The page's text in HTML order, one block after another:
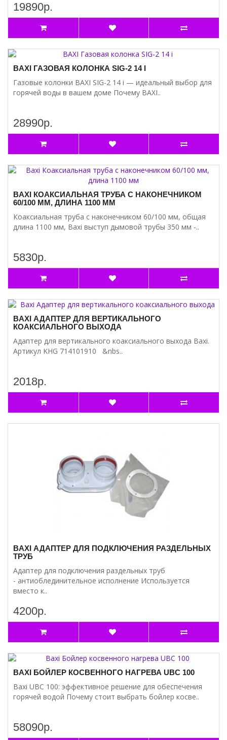
19890р.
BAXI ГАЗОВАЯ КОЛОНКА SIG-2 14 I
Газовые колонки BAXI SIG-2 14 i — идеальный выбор для
горячей воды в вашем доме Почему BAXI..
28990р.
BAXI КОАКСИАЛЬНАЯ ТРУБА С НАКОНЕЧНИКОМ
60/100 ММ, ДЛИНА 1100 ММ
Коаксиальная труба с наконечником 60/100 мм, общая
длина 1100 мм, Baxi выступ дымовой трубы 350 мм -..
5830р.
BAXI АДАПТЕР ДЛЯ ВЕРТИКАЛЬНОГО
КОАКСИАЛЬНОГО ВЫХОДА
Адаптер для вертикального коаксиального выхода Baxi.
Артикул KHG 714101910 &nbs..
2018р.
BAXI АДАПТЕР ДЛЯ ПОДКЛЮЧЕНИЯ РАЗДЕЛЬНЫХ
ТРУБ
Адаптер для подключения раздельных труб
- антиоблединительное исполнение Используется
вместо к..
4200р.
BAXI БОЙЛЕР КОСВЕННОГО НАГРЕВА UBC 100
Baxi UBC 100: эффективное решение для обеспечения
горячей водой Почему стоит выбрать бойлер косве..
58090р.